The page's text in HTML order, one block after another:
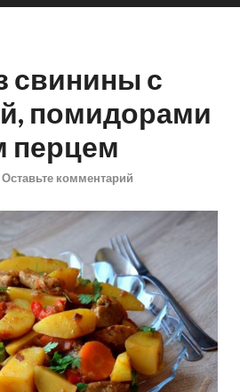
свинины с
помидорами
перцем
Оставьте комментарий